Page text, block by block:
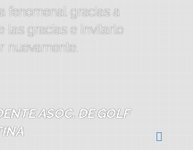
gracias por haber
GRACIAS !!!!!!.